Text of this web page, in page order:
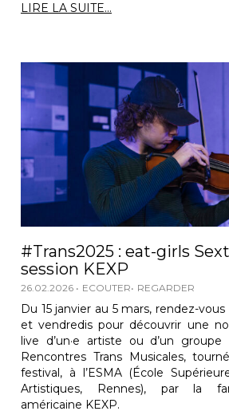
LIRE LA SUITE...
#Trans2025 : eat-girls
session KEXP
26.02.2026 ECOUTER REGARDER
Du 15 janvier au 5 mars, rendez-
et vendredis pour découvrir une
live d’un·e artiste ou d’un groupe
Rencontres Trans Musicales,
festival, à l’ESMA (École
Artistiques, Rennes), par la
américaine KEXP.